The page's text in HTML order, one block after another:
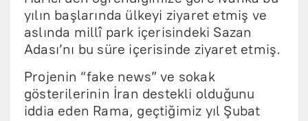
yılın başlarında ülkeyi ziyaret etmiş ve
aslında millî park içerisindeki Sazan
Adası’nı bu süre içerisinde ziyaret etmiş.
Projenin “fake news” ve sokak
gösterilerinin İran destekli olduğunu
iddia eden Rama, geçtiğimiz yıl Şubat